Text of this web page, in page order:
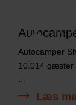
Autocamper
10.014 gæster
...
Læs